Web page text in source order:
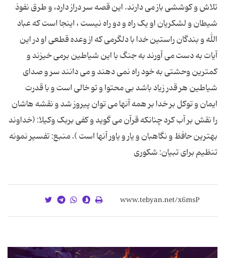
تلاش و کوششى باز مى دارند. این قصه سر دراز دارد، و طرق نفوذ
شیطان و لشکریان او یک راه و دو راه نیست ، اینجا است که عباد
الله و بندگان راستین خدا با دلگرمى که از وعده قطعى او در این
آیات به دست مى آورند به جنگ با این شیاطین برمى خیزند و
کمترین وحشتى به خود راه نمى دهند و مى دانند سر و صداى
شیاطین هر قدر زیاد باشد بى محتوا و تو خالى است و با قدرت
ایمان و توکل بر خدا بر همه آنها مى توان پیروز شد و نقشه هاشان
را نقش بر آب کرد چنانکه قرآن مى گوید و کفى بربک وکیلا: (خداوند
بهترین حافظ و نگاهبان و یار و یاور آنها است ). منبع: تفسیر نمونه
تنظیم برای تبیان: شکوری